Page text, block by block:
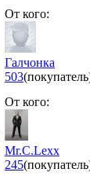
От кого:
Галчонка
503
От кого:
Mr.C.Lexx
245